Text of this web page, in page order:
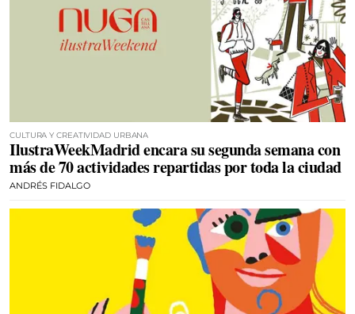
CULTURA Y CREATIVIDAD URBANA
IlustraWeekMadrid encara su segunda semana con
más de 70 actividades repartidas por toda la ciudad
ANDRÉS FIDALGO